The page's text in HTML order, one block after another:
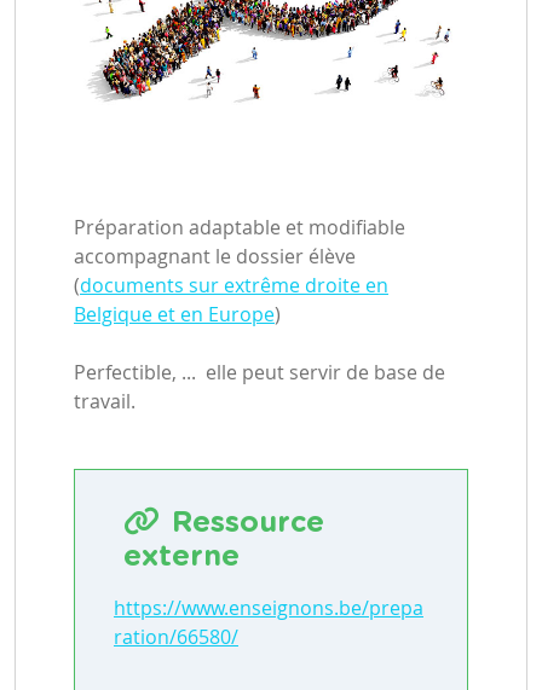
Préparation adaptable et modifiable
accompagnant le dossier élève
(documents sur extrême droite en
Belgique et en Europe)
Perfectible, ... elle peut servir de base de
travail.
Ressource
externe
https://www.enseignons.be/prepa
ration/66580/